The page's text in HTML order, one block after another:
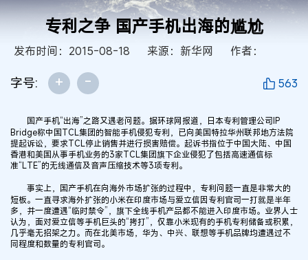
专利之争 国产手机出海的尴尬
发布时间：2015-08-18 来源：新华网 作者：
字号: + - 563
国产手机“出海”之路又遇老问题。据环球网报道，日本专利管理公司IP
Bridge称中国TCL集团的智能手机侵犯专利，已向美国特拉华州联邦地方法院
提起诉讼，要求TCL停止销售并进行损害赔偿。起诉书指位于中国大陆、中国
香港和美国从事手机业务的3家TCL集团旗下企业侵犯了包括高速通信标
准“LTE”的无线通信及音声压缩技术等3项专利。
事实上，国产手机在向海外市场扩张的过程中，专利问题一直是非常大的
短板。一直寻求海外扩张的小米在印度市场与爱立信因专利官司一打就是半年
多，并一度遭遇“临时禁令”，旗下全线手机产品都不能进入印度市场。业界人士
认为，面对爱立信等手机巨头的“拷打”，仅靠小米现有的手机专利储备或积累，
几乎毫无招架之力。而在北美市场，华为、中兴、联想等手机品牌均遭遇过不
同程度和数量的专利官司。